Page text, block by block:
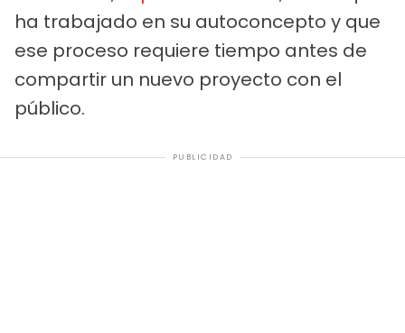
ha trabajado en su autoconcepto y que
ese proceso requiere tiempo antes de
compartir un nuevo proyecto con el
público.
PUBLICIDAD